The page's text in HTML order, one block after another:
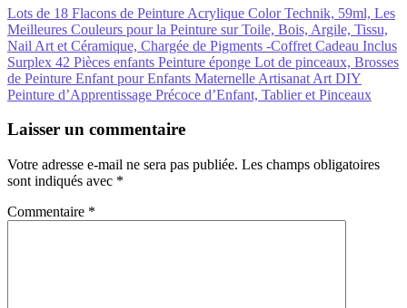
Navigation
de
l’article
Lots de 18 Flacons de Peinture Acrylique Color Technik, 59ml, Les
Meilleures Couleurs pour la Peinture sur Toile, Bois, Argile, Tissu,
Nail Art et Céramique, Chargée de Pigments -Coffret Cadeau Inclus
Surplex 42 Pièces enfants Peinture éponge Lot de pinceaux, Brosses
de Peinture Enfant pour Enfants Maternelle Artisanat Art DIY
Peinture d’Apprentissage Précoce d’Enfant, Tablier et Pinceaux
Laisser un commentaire
Votre adresse e-mail ne sera pas publiée. Les champs obligatoires
sont indiqués avec *
Commentaire *